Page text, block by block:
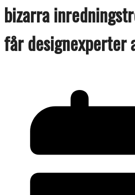
bizarra
får designexperter